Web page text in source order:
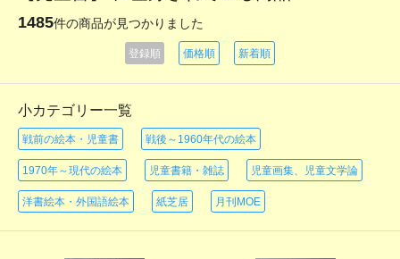
1485件の商品が見つかりました
登録順 価格順 新着順
小カテゴリー一覧
戦前の絵本・児童書 戦後～1960年代の絵本
1970年～現代の絵本 児童書籍・雑誌 児童画集、児童文学論
洋書絵本・外国語絵本 紙芝居 月刊MOE